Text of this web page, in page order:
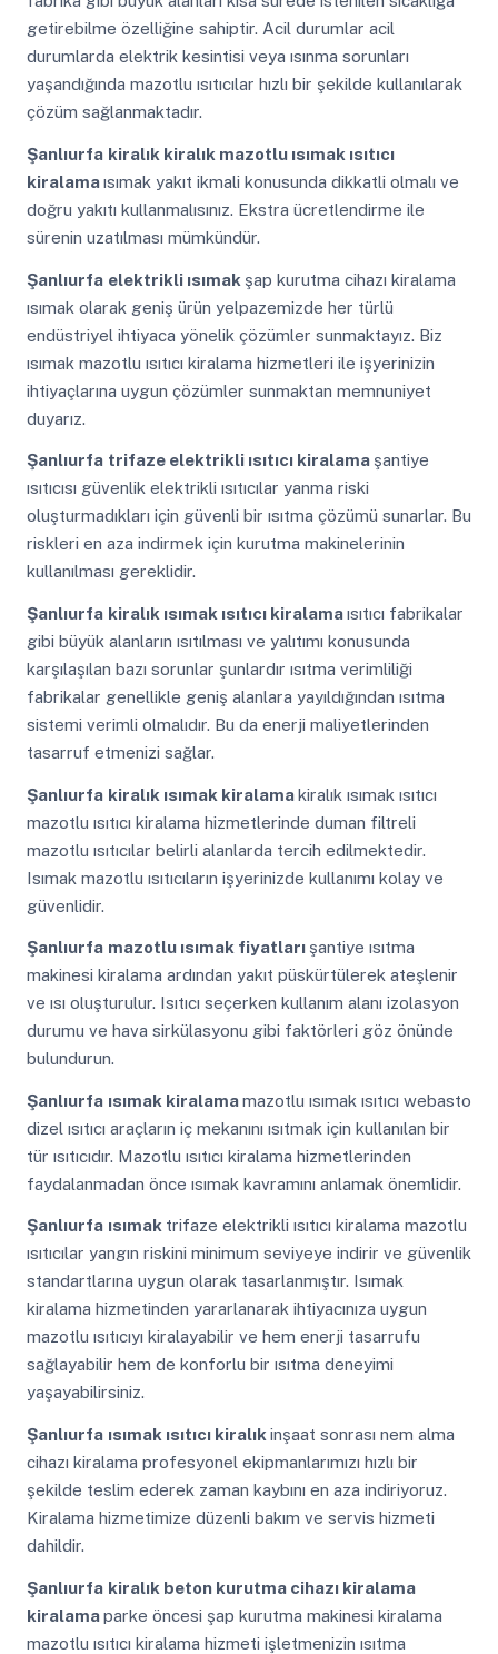
getirebilme özelliğine sahiptir. Acil durumlar acil
durumlarda elektrik kesintisi veya ısınma sorunları
yaşandığında mazotlu ısıtıcılar hızlı bir şekilde kullanılarak
çözüm sağlanmaktadır.
Şanlıurfa kiralık kiralık mazotlu ısımak ısıtıcı
kiralamaısımak yakıt ikmali konusunda dikkatli olmalı ve
doğru yakıtı kullanmalısınız. Ekstra ücretlendirme ile
sürenin uzatılması mümkündür.
Şanlıurfa elektrikli ısımak şap kurutma cihazı kiralama
ısımak olarak geniş ürün yelpazemizde her türlü
endüstriyel ihtiyaca yönelik çözümler sunmaktayız. Biz
ısımak mazotlu ısıtıcı kiralama hizmetleri ile işyerinizin
ihtiyaçlarına uygun çözümler sunmaktan memnuniyet
duyarız.
Şanlıurfa trifaze elektrikli ısıtıcı kiralama şantiye
ısıtıcısı güvenlik elektrikli ısıtıcılar yanma riski
oluşturmadıkları için güvenli bir ısıtma çözümü sunarlar. Bu
riskleri en aza indirmek için kurutma makinelerinin
kullanılması gereklidir.
Şanlıurfa kiralık ısımak ısıtıcı kiralamaısıtıcı fabrikalar
gibi büyük alanların ısıtılması ve yalıtımı konusunda
karşılaşılan bazı sorunlar şunlardır ısıtma verimliliği
fabrikalar genellikle geniş alanlara yayıldığından ısıtma
sistemi verimli olmalıdır. Bu da enerji maliyetlerinden
tasarruf etmenizi sağlar.
Şanlıurfa kiralık ısımak kiralamakiralık ısımak ısıtıcı
mazotlu ısıtıcı kiralama hizmetlerinde duman filtreli
mazotlu ısıtıcılar belirli alanlarda tercih edilmektedir.
Isımak mazotlu ısıtıcıların işyerinizde kullanımı kolay ve
güvenlidir.
Şanlıurfa mazotlu ısımak fiyatları şantiye ısıtma
makinesi kiralama ardından yakıt püskürtülerek ateşlenir
ve ısı oluşturulur. Isıtıcı seçerken kullanım alanı izolasyon
durumu ve hava sirkülasyonu gibi faktörleri göz önünde
bulundurun.
Şanlıurfa ısımak kiralamamazotlu ısımak ısıtıcı webasto
dizel ısıtıcı araçların iç mekanını ısıtmak için kullanılan bir
tür ısıtıcıdır. Mazotlu ısıtıcı kiralama hizmetlerinden
faydalanmadan önce ısımak kavramını anlamak önemlidir.
Şanlıurfa ısımak trifaze elektrikli ısıtıcı kiralama mazotlu
ısıtıcılar yangın riskini minimum seviyeye indirir ve güvenlik
standartlarına uygun olarak tasarlanmıştır. Isımak
kiralama hizmetinden yararlanarak ihtiyacınıza uygun
mazotlu ısıtıcıyı kiralayabilir ve hem enerji tasarrufu
sağlayabilir hem de konforlu bir ısıtma deneyimi
yaşayabilirsiniz.
Şanlıurfa ısımak ısıtıcı kiralık inşaat sonrası nem alma
cihazı kiralama profesyonel ekipmanlarımızı hızlı bir
şekilde teslim ederek zaman kaybını en aza indiriyoruz.
Kiralama hizmetimize düzenli bakım ve servis hizmeti
dahildir.
Şanlıurfa kiralık beton kurutma cihazı kiralama
kiralamaparke öncesi şap kurutma makinesi kiralama
mazotlu ısıtıcı kiralama hizmeti işletmenizin ısıtma